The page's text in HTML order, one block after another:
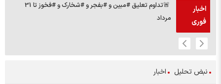
اخبار
فوری
🚨تداوم تعلیق #مبین و #بفجر و #شخارک و #فخوز تا 31
مرداد
نبض تحلیل اخبار